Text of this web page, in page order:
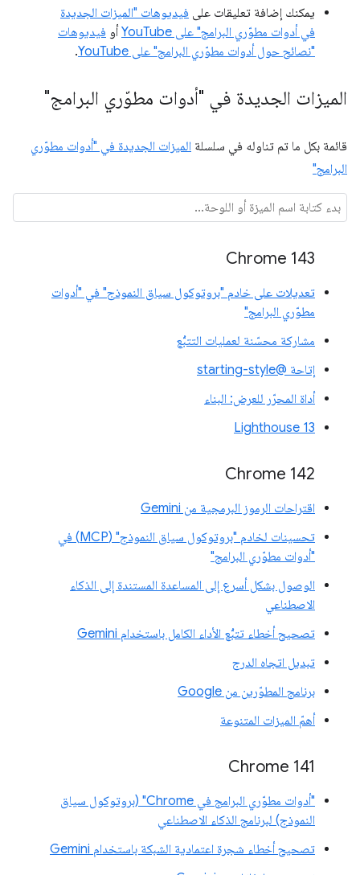
يمكنك إضافة تعليقات على فيديوهات "الميزات الجديدة
في أدوات مطوّري البرامج" على YouTube
أو فيديوهات
"نصائح حول أدوات مطوّري البرامج" على YouTube
.
الميزات الجديدة في "أدوات مطوّري البرامج"
قائمة بكل ما تم تناوله في سلسلة الميزات الجديدة في "أدوات مطوّري
البرامج"
Chrome 143
تعديلات على خادم "بروتوكول سياق النموذج" في "أدوات
مطوّري البرامج"
مشاركة محسّنة لعمليات التتبُّع
إتاحة @starting-style
أداة المحرّر للعرض: البناء
Lighthouse 13
Chrome 142
اقتراحات الرموز البرمجية من Gemini
تحسينات لخادم "بروتوكول سياق النموذج" (MCP) في
"أدوات مطوّري البرامج"
الوصول بشكل أسرع إلى المساعدة المستندة إلى الذكاء
الاصطناعي
تصحيح أخطاء تتبُّع الأداء الكامل باستخدام Gemini
تبديل اتجاه الدرج
برنامج المطوّرين من Google
أهمّ الميزات المتنوعة
‫Chrome 141
"أدوات مطوّري البرامج في Chrome" (بروتوكول سياق
النموذج) لبرنامج الذكاء الاصطناعي
تصحيح أخطاء شجرة اعتمادية الشبكة باستخدام Gemini